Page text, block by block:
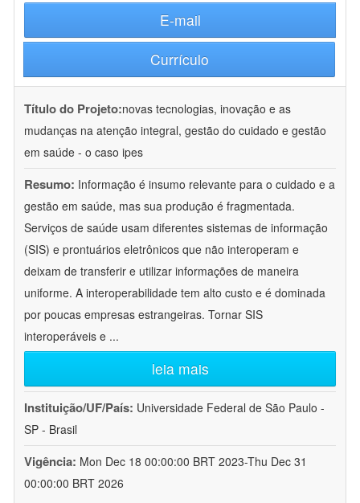
E-mail
Currículo
Título do Projeto:novas tecnologias, inovação e as
mudanças na atenção integral, gestão do cuidado e gestão
em saúde - o caso ipes
Resumo: Informação é insumo relevante para o cuidado e a
gestão em saúde, mas sua produção é fragmentada.
Serviços de saúde usam diferentes sistemas de informação
(SIS) e prontuários eletrônicos que não interoperam e
deixam de transferir e utilizar informações de maneira
uniforme. A interoperabilidade tem alto custo e é dominada
por poucas empresas estrangeiras. Tornar SIS
interoperáveis e ...
leia mais
Instituição/UF/País: Universidade Federal de São Paulo -
SP - Brasil
Vigência: Mon Dec 18 00:00:00 BRT 2023-Thu Dec 31
00:00:00 BRT 2026